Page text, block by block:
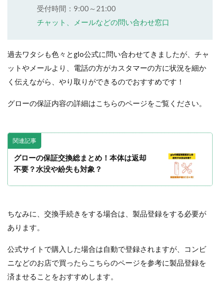
受付時間：9:00～21:00
チャット、メールなどの問い合わせ窓口
過去ワタシも色々とglo公式に問い合わせてきましたが、チャ
ットやメールより、電話の方がカスタマーの方に状況を細か
く伝えながら、やり取りができるのでおすすめです！
グローの保証内容の詳細はこちらのページをご覧ください。
関連記事
グローの保証交換総まとめ！本体は返却
不要？水没や紛失も対象？
ちなみに、交換手続きをする場合は、製品登録をする必要が
あります。
公式サイトで購入した場合は自動で登録されますが、コンビ
ニなどのお店で買ったらこちらのページを参考に製品登録を
済ませることをおすすめします。